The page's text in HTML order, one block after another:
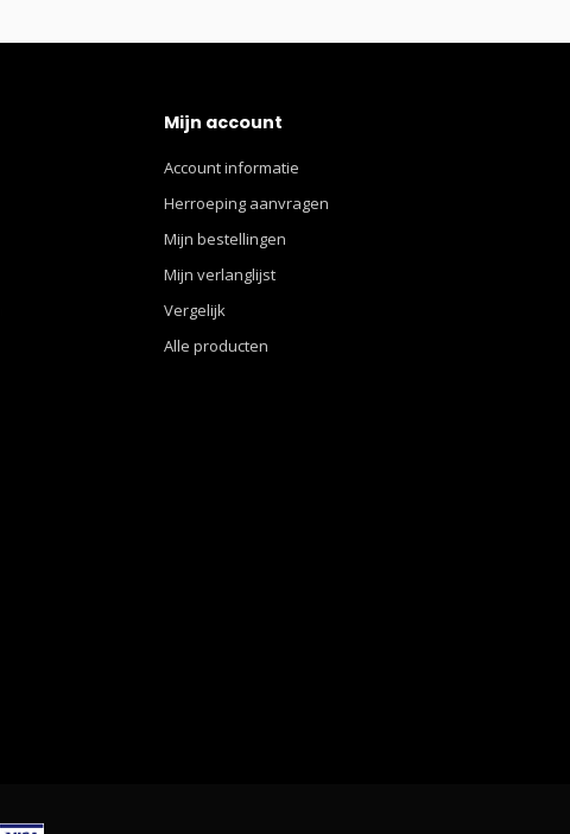
Mijn account
Account informatie
Herroeping aanvragen
Mijn bestellingen
Mijn verlanglijst
Vergelijk
Alle producten